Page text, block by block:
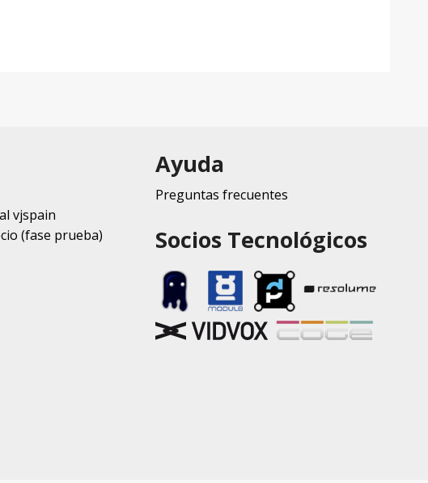
vjspain
(fase prueba)
Ayuda
Preguntas frecuentes
Socios Tecnológicos